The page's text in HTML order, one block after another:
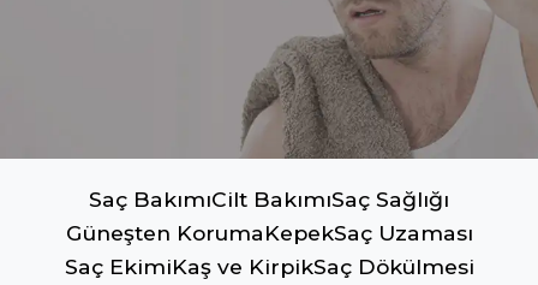
Saç BakımıCilt BakımıSaç Sağlığı
Güneşten KorumaKepekSaç Uzaması
Saç EkimiKaş ve KirpikSaç Dökülmesi